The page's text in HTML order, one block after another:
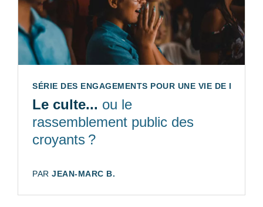
SÉRIE DES ENGAGEMENTS POUR UNE VIE DE
Le culte... ou le
rassemblement public des
croyants ?
AUTEUR:
PAR JEAN-MARC B.